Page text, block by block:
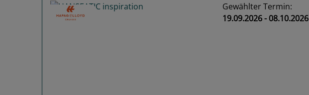
Gewählter Termin:
19.09.2026 - 08.10.2026